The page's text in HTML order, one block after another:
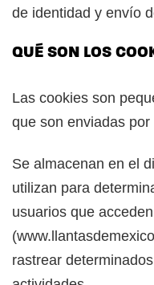
de identidad y envío
QUÉ SON LOS
Las cookies son
que son enviadas
Se almacenan en el
utilizan para
usuarios que
rastrear